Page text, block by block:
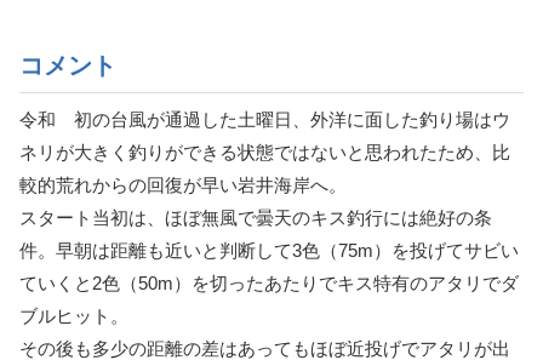
コメント
令和 初の台風が通過した土曜日、外洋に面した釣り場はウ
ネリが大きく釣りができる状態ではないと思われたため、比
較的荒れからの回復が早い岩井海岸へ。
スタート当初は、ほぼ無風で曇天のキス釣行には絶好の条
件。早朝は距離も近いと判断して3色（75m）を投げてサビい
ていくと2色（50m）を切ったあたりでキス特有のアタリでダ
ブルヒット。
その後も多少の距離の差はあってもほぼ近投げでアタリが出